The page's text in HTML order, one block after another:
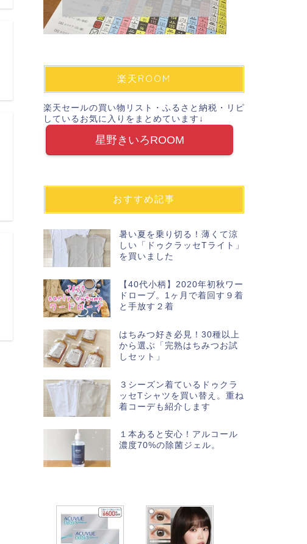
楽天ROOM
楽天セールの買い物リスト・ふるさと納税・リピ
しているお気に入りをまとめています↓
星野きいろROOM
おすすめ記事
暑い夏を乗り切る！薄くて涼
しい「ドゥクラッセTライト」
を買いました
【40代小柄】2020年初秋ワー
ドローブ。1ヶ月で着回す９着
と手放す２着
はちみつ好き必見！30種以上
から選ぶ「完熟はちみつお試
しセット」
３シーズン着ているドゥクラ
ッセTシャツを買い替え。重ね
着コーデも紹介します
１本あると安心！アルコール
濃度70%の除菌ジェル。